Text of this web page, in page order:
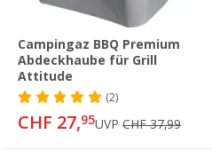
Campingaz BBQ Premium
Abdeckhaube für Grill
Attitude
(2)
CHF 27,95UVP CHF 37,99